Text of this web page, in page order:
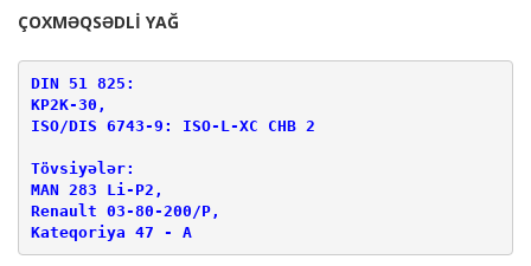
ÇOXMƏQSƏDLİ YAĞ
DIN 51 825:
KP2K-30,
ISO/DIS 6743-9: ISO-L-XC CHB 2
Tövsiyələr:
MAN 283 Li-P2,
Renault 03-80-200/P,
Kateqoriya 47 - A